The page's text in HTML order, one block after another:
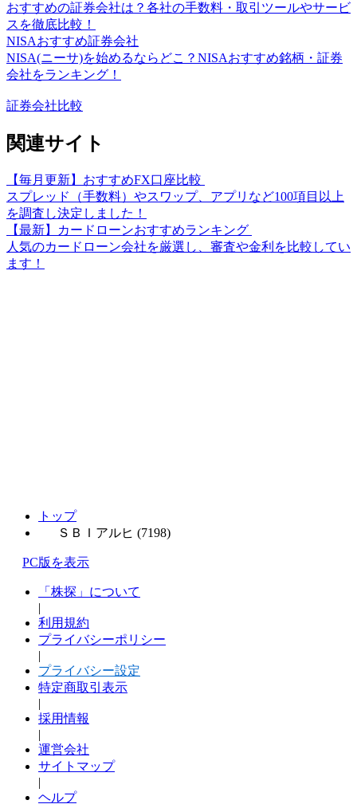
おすすめの証券会社は？各社の手数料・取引ツールやサービ
スを徹底比較！
NISAおすすめ証券会社
NISA(ニーサ)を始めるならどこ？NISAおすすめ銘柄・証券
会社をランキング！
証券会社比較
関連サイト
【毎月更新】おすすめFX口座比較
スプレッド（手数料）やスワップ、アプリなど100項目以上
を調査し決定しました！
【最新】カードローンおすすめランキング
人気のカードローン会社を厳選し、審査や金利を比較してい
ます！
トップ
ＳＢＩアルヒ (7198)
PC版を表示
「株探」について
|
利用規約
プライバシーポリシー
|
プライバシー設定
特定商取引表示
|
採用情報
|
運営会社
サイトマップ
|
ヘルプ